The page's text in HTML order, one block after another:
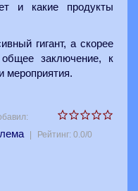
и какие продукты
гигант, а скорее
заключение, к
мероприятия.
:
Рейтинг: 0.0/0